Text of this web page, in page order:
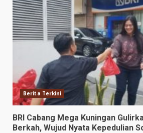
Berita Terkini
BRI Cabang Mega Kuningan
Berkah, Wujud Nyata Kepedulian